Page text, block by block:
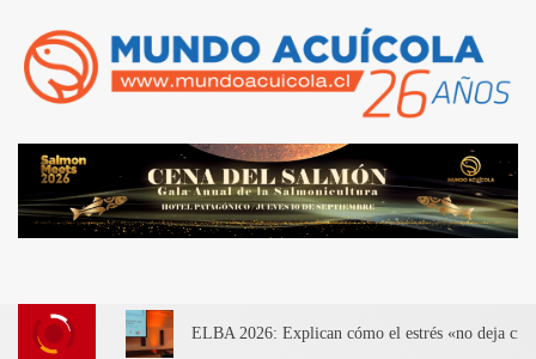
ELBA 2026: Explican cómo el estrés «no deja